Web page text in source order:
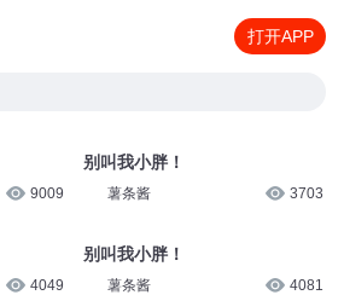
打开APP
9009
4049
别叫我小胖！
薯条酱 3703
别叫我小胖！
薯条酱 4081